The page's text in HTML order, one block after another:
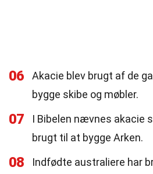
06
Akacie blev brugt af de
bygge skibe og møbler.
07
I Bibelen nævnes akacie
brugt til at bygge Arken.
08
Indfødte australiere har